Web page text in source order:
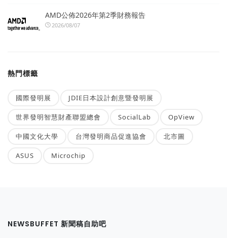
AMD公佈2026年第2季財務報告
2026/08/07
熱門標籤
國際發明展 JDIE日本設計創意暨發明展
世界發明智慧財產聯盟總會 SocialLab OpView
中國文化大學 台灣發明商品促進協會 北市圖
ASUS Microchip
NEWSBUFFET 新聞稿自助吧